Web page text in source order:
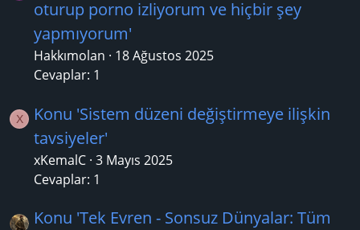
oturup porno izliyorum ve hiçbir şey
yapmıyorum'
Hakkımolan
18 Ağustos 2025
Cevaplar: 1
X
Konu 'Sistem düzeni değiştirmeye ilişkin
tavsiyeler'
xKemalC 3 Mayıs 2025
Cevaplar: 1
Konu 'Tek Evren - Sonsuz Dünyalar: Tüm